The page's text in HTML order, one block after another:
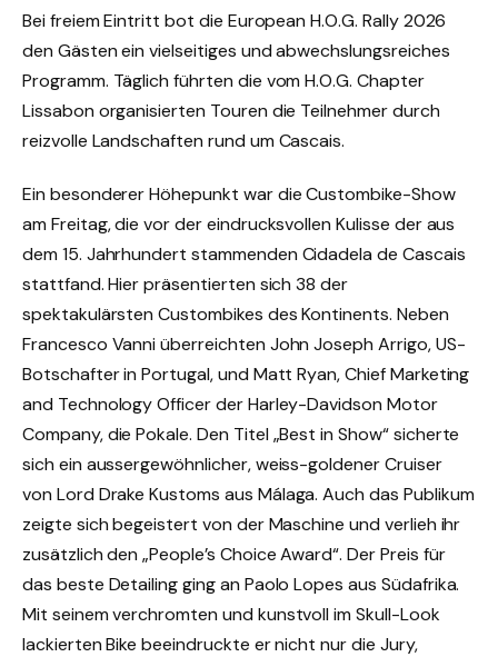
Bei freiem Eintritt bot die European H.O.G. Rally 2026
den Gästen ein vielseitiges und abwechslungsreiches
Programm. Täglich führten die vom H.O.G. Chapter
Lissabon organisierten Touren die Teilnehmer durch
reizvolle Landschaften rund um Cascais.
Ein besonderer Höhepunkt war die Custombike-Show
am Freitag, die vor der eindrucksvollen Kulisse der aus
dem 15. Jahrhundert stammenden Cidadela de Cascais
stattfand. Hier präsentierten sich 38 der
spektakulärsten Custombikes des Kontinents. Neben
Francesco Vanni überreichten John Joseph Arrigo, US-
Botschafter in Portugal, und Matt Ryan, Chief Marketing
and Technology Officer der Harley-Davidson Motor
Company, die Pokale. Den Titel „Best in Show“ sicherte
sich ein aussergewöhnlicher, weiss-goldener Cruiser
von Lord Drake Kustoms aus Málaga. Auch das Publikum
zeigte sich begeistert von der Maschine und verlieh ihr
zusätzlich den „People’s Choice Award“. Der Preis für
das beste Detailing ging an Paolo Lopes aus Südafrika.
Mit seinem verchromten und kunstvoll im Skull-Look
lackierten Bike beeindruckte er nicht nur die Jury,